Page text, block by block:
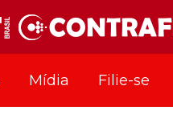
Mídia Filie-se